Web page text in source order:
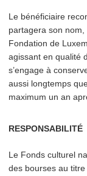
Le béné­fi­ci­aire
partagera son
Fondation de
agissant en qualité
s’engage à
aussi longtemps
maximum un an
RESPONSABILITÉ
Le Fonds culturel
des bourses au